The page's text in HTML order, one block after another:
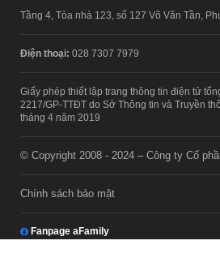
Tầng 4, Tòa nhà 123, số 127 Võ Văn Tần,
Điện thoại: 028 7307 7979
Giấy phép thiết lập trang thông tin điện tử
2217/GP-TTĐT do Sở Thông tin và Truyền
tháng 4 năm 2019
© Copyright 2008 - 2024 – Công ty Cổ
Chính sách bảo mật
Fanpage aFamily